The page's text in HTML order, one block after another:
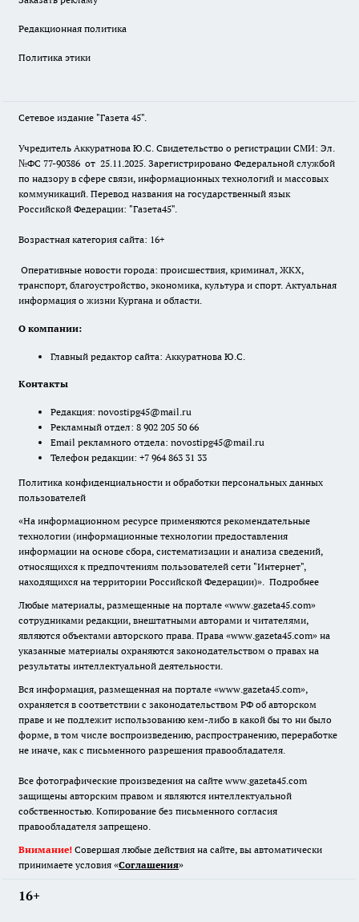
Редакционная политика
Политика этики
Сетевое издание "Газета 45".
Учредитель Аккуратнова Ю.С. Свидетельство о регистрации СМИ: Эл.
№ФС 77-90386 от 25.11.2025. Зарегистрировано Федеральной службой
по надзору в сфере связи, информационных технологий и массовых
коммуникаций. Перевод названия на государственный язык
Российской Федерации: "Газета45".
Возрастная категория сайта: 16+
Оперативные новости города: происшествия, криминал, ЖКХ,
транспорт, благоустройство, экономика, культура и спорт. Актуальная
информация о жизни Кургана и области.
О компании:
Главный редактор сайта: Аккуратнова Ю.С.
Контакты
Редакция: novostipg45@mail.ru
Рекламный отдел: 8 902 205 50 66
Email рекламного отдела: novostipg45@mail.ru
Телефон редакции: +7 964 863 31 33
Политика конфиденциальности и обработки персональных данных
пользователей
«На информационном ресурсе применяются рекомендательные
технологии (информационные технологии предоставления
информации на основе сбора, систематизации и анализа сведений,
относящихся к предпочтениям пользователей сети "Интернет",
находящихся на территории Российской Федерации)». Подробнее
Любые материалы, размещенные на портале «www.gazeta45.com»
сотрудниками редакции, внештатными авторами и читателями,
являются объектами авторского права. Права «www.gazeta45.com» на
указанные материалы охраняются законодательством о правах на
результаты интеллектуальной деятельности.
Вся информация, размещенная на портале «www.gazeta45.com»,
охраняется в соответствии с законодательством РФ об авторском
праве и не подлежит использованию кем-либо в какой бы то ни было
форме, в том числе воспроизведению, распространению, переработке
не иначе, как с письменного разрешения правообладателя.
Все фотографические произведения на сайте www.gazeta45.com
защищены авторским правом и являются интеллектуальной
собственностью. Копирование без письменного согласия
правообладателя запрещено.
Внимание! Совершая любые действия на сайте, вы автоматически
принимаете условия «Cоглашения»
16+